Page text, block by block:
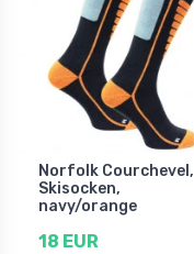
Norfolk Courchevel,
Skisocken,
navy/orange
18 EUR